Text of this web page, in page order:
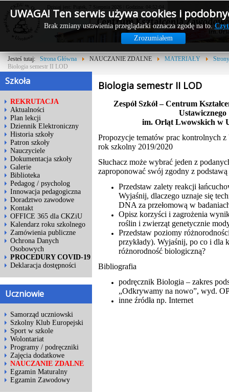
UWAGA! Ten serwis używa cookies i
Brak zmiany ustawienia przeglądarki oznacza zgodę na to.
Zrozumiałem
Dzisiaj jest: Piątek, 7 Sierpnia 2026 | Godzina: 04:52:04
Jesteś tutaj: Strona Główna NAUCZANIE ZDALNE MATERIAŁY
Strony
Biologia semestr II LOD
Szkoła
REKRUTACJA
Aktualności
Plan lekcji
Dziennik Elektroniczny
Historia szkoły
Patron szkoły
Nauczyciele
Dokumentacja szkoły
Galerie
Biblioteka
Pedagog / psycholog
Innowacja pedagogiczna
Doradztwo zawodowe
Kontakt
OFFICE 365 dla CKZiU
Kalendarz roku szkolnego
Zamówienia publiczne
Ochrona Danych
Osobowych
PROCEDURY COVID-19
Deklaracja dostępności
Uczniowie
Samorząd uczniowski
Szkolny Klub Europejski
Sport w szkole
Wolontariat
Programy / podręczniki
Zajęcia dodatkowe
NAUCZANIE ZDALNE
Egzamin Maturalny
Egzamin Zawodowy
Biologia semestr II LOD
Zespół Szkół – Centrum
Ustawicznego
im. Orląt Lwowskich w
Propozycje tematów prac kontrolnych
rok szkolny 2019/2020
Słuchacz może wybrać jeden z
zaproponować swój zgodny z
Przedstaw zalety reakcji
Wyjaśnij, dlaczego uznaje się
DNA za przełomową w
Opisz korzyści i zagrożenia
roślin i zwierząt genetycznie
Przedstaw poziomy
przykłady). Wyjaśnij, po co i dla
różnorodność biologiczną?
Bibliografia
podręcznik Biologia – zakres
„Odkrywamy na nowo”, wyd.
inne źródła np. Internet